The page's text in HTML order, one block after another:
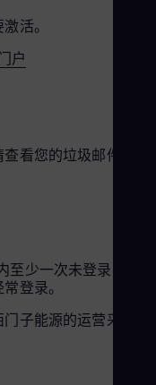
y
i
活。
户
看您的垃圾邮件文件
少一次未登录OSP，
登录。
子能源的运营采购联